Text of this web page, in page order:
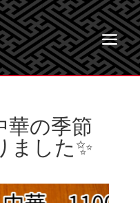
華の季節
ました✨️